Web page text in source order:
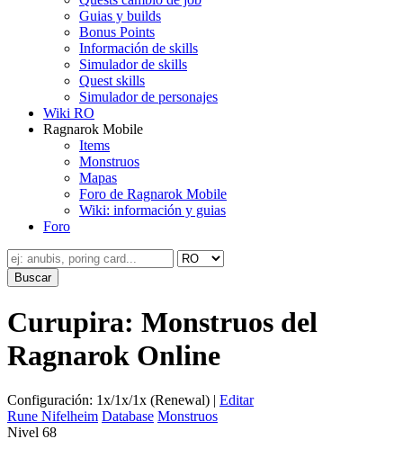
Guias y builds
Bonus Points
Información de skills
Simulador de skills
Quest skills
Simulador de personajes
Wiki RO
Ragnarok Mobile
Items
Monstruos
Mapas
Foro de Ragnarok Mobile
Wiki: información y guias
Foro
Curupira: Monstruos del
Ragnarok Online
Configuración: 1x/1x/1x (Renewal) | Editar
Rune Nifelheim Database Monstruos
Nivel 68